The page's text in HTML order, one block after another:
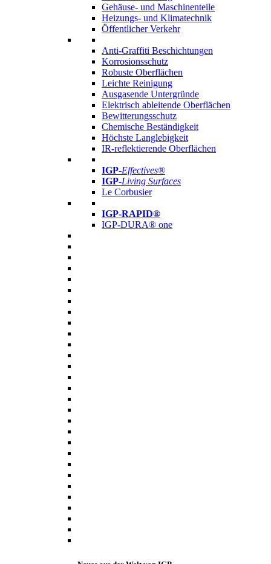
Gehäuse- und Maschinenteile
Heizungs- und Klimatechnik
Öffentlicher Verkehr
Anti-Graffiti Beschichtungen
Korrosionsschutz
Robuste Oberflächen
Leichte Reinigung
Ausgasende Untergründe
Elektrisch ableitende Oberflächen
Bewitterungsschutz
Chemische Beständigkeit
Höchste Langlebigkeit
IR-reflektierende Oberflächen
IGP-Effectives®
IGP-Living Surfaces
Le Corbusier
IGP-RAPID®
IGP-DURA® one